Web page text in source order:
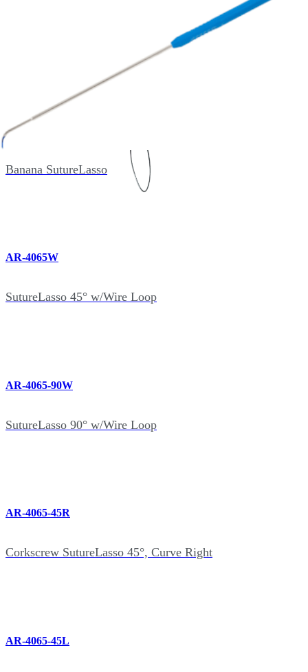
AR-4065B
Banana SutureLasso
AR-4065W
SutureLasso 45° w/Wire Loop
AR-4065-90W
SutureLasso 90° w/Wire Loop
AR-4065-45R
Corkscrew SutureLasso 45°, Curve Right
AR-4065-45L